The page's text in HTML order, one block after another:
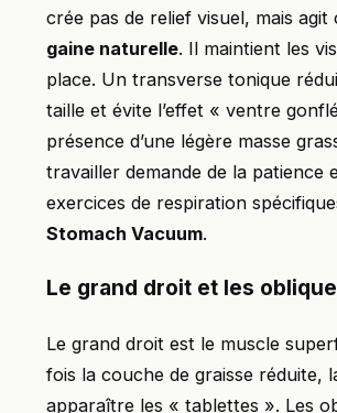
crée pas de relief visuel, mais agit
gaine naturelle. Il maintient les
place. Un transverse tonique
taille et évite l’effet « ventre
présence d’une légère masse
travailler demande de la patience
exercices de respiration
Stomach Vacuum.
Le grand droit et les
Le grand droit est le muscle
fois la couche de graisse réduite,
apparaître les « tablettes ». Les